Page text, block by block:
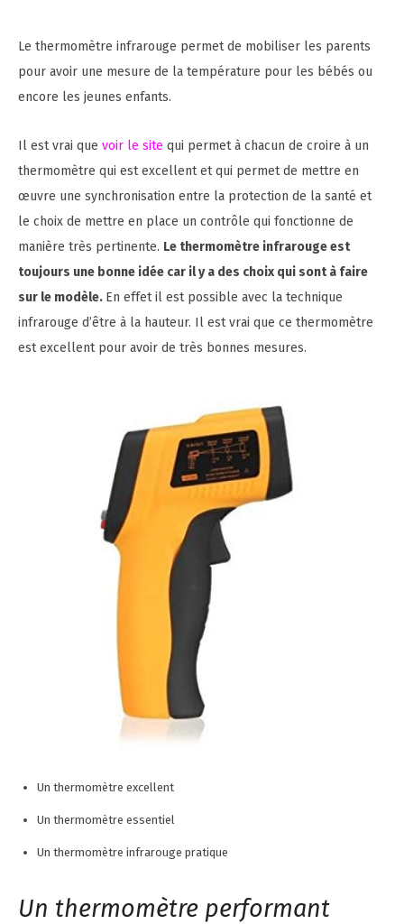
Le thermomètre infrarouge permet de mobiliser les parents
pour avoir une mesure de la température pour les bébés ou
encore les jeunes enfants.
Il est vrai que voir le site qui permet à chacun de croire à un
thermomètre qui est excellent et qui permet de mettre en
œuvre une synchronisation entre la protection de la santé et
le choix de mettre en place un contrôle qui fonctionne de
manière très pertinente. Le thermomètre infrarouge est
toujours une bonne idée car il y a des choix qui sont à faire
sur le modèle. En effet il est possible avec la technique
infrarouge d’être à la hauteur. Il est vrai que ce thermomètre
est excellent pour avoir de très bonnes mesures.
Un thermomètre excellent
Un thermomètre essentiel
Un thermomètre infrarouge pratique
Un thermomètre performant